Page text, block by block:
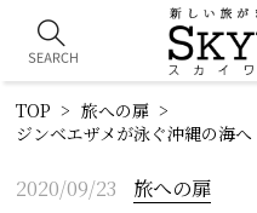
TOP
旅への扉
ジンベエザメが泳ぐ沖縄の海
2020/09/23 旅への扉